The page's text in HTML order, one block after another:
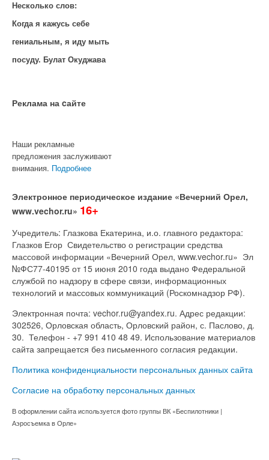
Несколько слов:
Когда я кажусь себе
гениальным, я иду мыть
посуду. Булат Окуджава
Реклама на cайте
Наши рекламные
предложения заслуживают
внимания. Подробнее
Электронное периодическое издание «Вечерний Орел,
www.vechor.ru» 16+
Учредитель: Глазкова Екатерина, и.о. главного редактора:
Глазков Егор Свидетельство о регистрации средства
массовой информации «Вечерний Орел, www.vechor.ru» Эл
№ФС77-40195 от 15 июня 2010 года выдано Федеральной
службой по надзору в сфере связи, информационных
технологий и массовых коммуникаций (Роскомнадзор РФ).
Электронная почта: vechor.ru@yandex.ru. Адрес редакции:
302526, Орловская область, Орловский район, с. Паслово, д.
30. Телефон - +7 991 410 48 49. Использование материалов
сайта запрещается без письменного согласия редакции.
Политика конфиденциальности персональных данных сайта
Согласие на обработку персональных данных
В оформлении сайта используется фото группы ВК «Беспилотники |
Аэросъемка в Орле»